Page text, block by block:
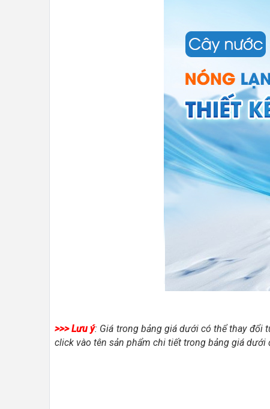
>>>Lưu ý: Giá trong bảng giá dưới có thể thay đổi
click vào tên sản phẩm chi tiết trong bảng giá dưới